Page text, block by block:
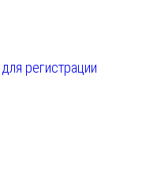
регистрации